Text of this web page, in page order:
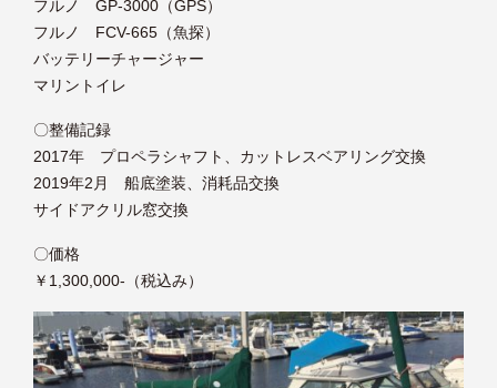
フルノ GP-3000（GPS）
フルノ FCV-665（魚探）
バッテリーチャージャー
マリントイレ
〇整備記録
2017年 プロペラシャフト、カットレスベアリング交換
2019年2月 船底塗装、消耗品交換
サイドアクリル窓交換
〇価格
￥1,300,000-（税込み）